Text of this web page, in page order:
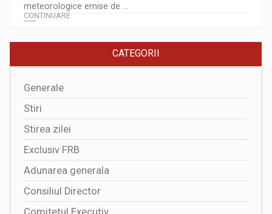
meteorologice emise de ...
CONTINUARE
CATEGORII
Generale
Stiri
Stirea zilei
Exclusiv FRB
Adunarea generala
Consiliul Director